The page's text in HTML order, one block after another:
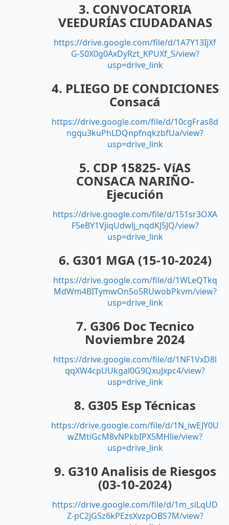
3. CONVOCATORIA
VEEDURÍAS CIUDADANAS
https://drive.google.com/file/d/1A7Y13IjXf
G-S0X0g0AxDyRzt_KPUXf_S/view?
usp=drive_link
4. PLIEGO DE CONDICIONES
Consacá
https://drive.google.com/file/d/10cgFras8d
ngqu3kuPhLDQnpfnqkzbfUa/view?
usp=drive_link
5. CDP 15825- VíAS
CONSACA NARIÑO-
Ejecución
https://drive.google.com/file/d/151sr3OXA
F5eBY1VjiqUdwlj_nqdKJ5JQ/view?
usp=drive_link
6. G301 MGA (15-10-2024)
https://drive.google.com/file/d/1WLeQTkq
MdWm4BITymwOn5o5RUwobPkvm/view?
usp=drive_link
7. G306 Doc Tecnico
Noviembre 2024
https://drive.google.com/file/d/1NF1VxD8l
qqXW4cpUUkgal0G9QxuJxpc4/view?
usp=drive_link
8. G305 Esp Técnicas
https://drive.google.com/file/d/1N_iwEJY0U
wZMtiGcM8vNPkbIPX5MHlie/view?
usp=drive_link
9. G310 Analisis de Riesgos
(03-10-2024)
https://drive.google.com/file/d/1m_siLqUD
Z-pC2jGSz6kPEzsXvzpOBS7M/view?